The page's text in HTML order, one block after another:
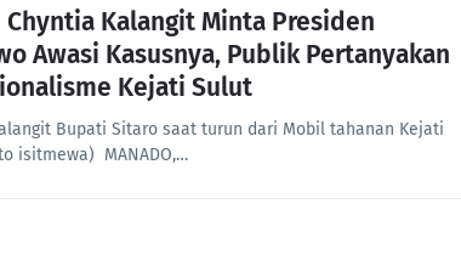
Kalangit Minta Presiden
Awasi Kasusnya, Publik Pertanyakan
Kejati Sulut
Bupati Sitaro saat turun dari Mobil tahanan Kejati
isitmewa) MANADO,…